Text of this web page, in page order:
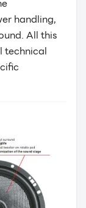
handling,
All this
technical